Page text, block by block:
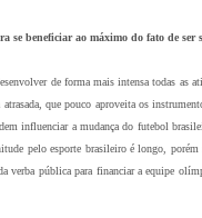
se beneficiar ao máximo do fato de
de forma mais intensa todas as
que pouco aproveita os
influenciar a mudança do futebol
pelo esporte brasileiro é longo,
verba pública para financiar a equipe